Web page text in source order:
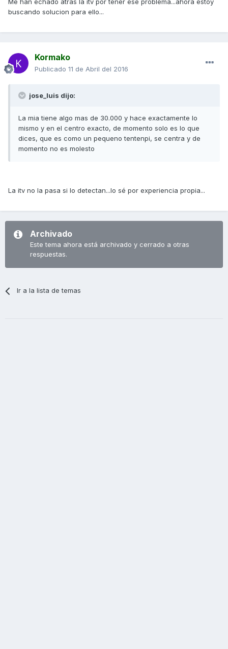
Me han echado atrás la itv por tener ese problema...ahora estoy
buscando solucion para ello...
Kormako
Publicado 11 de Abril del 2016
jose_luis dijo:
La mia tiene algo mas de 30.000 y hace exactamente lo
mismo y en el centro exacto, de momento solo es lo que
dices, que es como un pequeno tentenpi, se centra y de
momento no es molesto
La itv no la pasa si lo detectan...lo sé por experiencia propia...
Archivado
Este tema ahora está archivado y cerrado a otras
respuestas.
Ir a la lista de temas